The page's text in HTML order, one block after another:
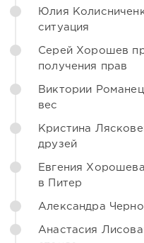
Юлия
ситуация
Серей Хорошев
получения прав
Виктории
вес
Кристина
друзей
Евгения
в Питер
Александра
Анастасия